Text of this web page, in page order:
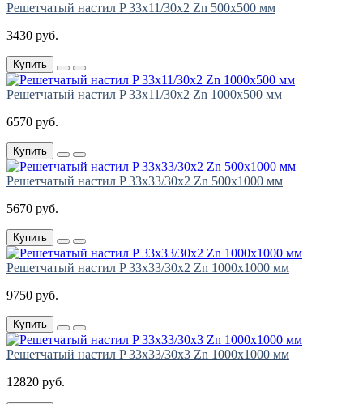
Решетчатый настил P 33х11/30х2 Zn 500х500 мм
3430 руб.
Купить
Решетчатый настил P 33х11/30х2 Zn 1000х500 мм
6570 руб.
Купить
Решетчатый настил P 33х33/30х2 Zn 500х1000 мм
5670 руб.
Купить
Решетчатый настил P 33х33/30х2 Zn 1000х1000 мм
9750 руб.
Купить
Решетчатый настил P 33х33/30х3 Zn 1000х1000 мм
12820 руб.